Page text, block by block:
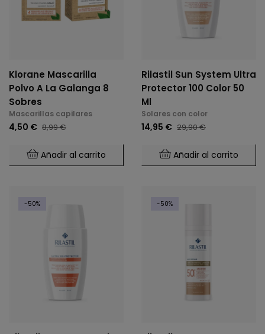
Klorane Mascarilla
Polvo A La Galanga 8
Sobres
Mascarillas capilares
4,50 € 8,99 €
Añadir al carrito
Rilastil Sun System Ultra
Protector 100 Color 50
Ml
Solares con color
14,95 € 29,90 €
Añadir al carrito
-50% -50%